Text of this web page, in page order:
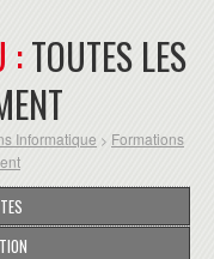
:TOUTES LES
Informatique > Formations